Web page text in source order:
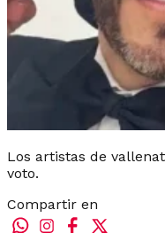
Los artistas de
voto.
Compartir en